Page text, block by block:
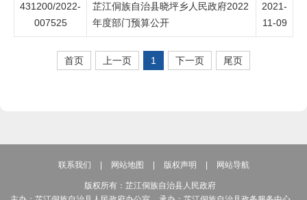
431200/2022-
007525
芷江侗族自治县晓坪乡人民政府2022
年度部门预算公开
2021-
11-09
首页 上一页 1 下一页 尾页
联系我们 网站地图 版权声明 网站导航
版权所有：芷江侗族自治县人民政府